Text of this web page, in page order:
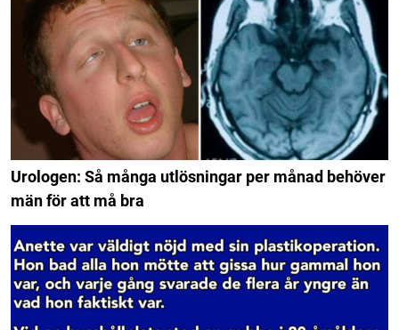
Urologen: Så många utlösningar per månad behöver
män för att må bra